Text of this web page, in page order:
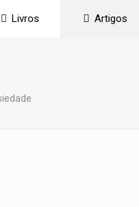
Livros Artigos